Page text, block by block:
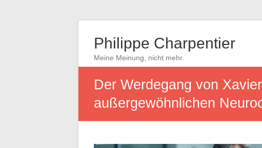
Philippe Charpentier
Meine Meinung, nicht mehr.
Der Werdegang von
außergewöhnlichen